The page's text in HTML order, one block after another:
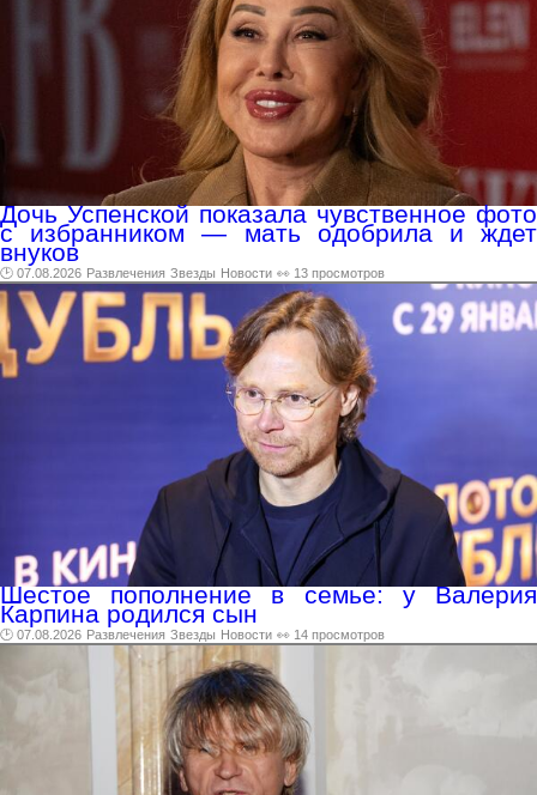
Дочь Успенской показала чувственное фото
с избранником — мать одобрила и ждет
внуков
🕑 07.08.2026 Развлечения Звезды Новости 👀 13 просмотров
Шестое пополнение в семье: у Валерия
Карпина родился сын
🕑 07.08.2026 Развлечения Звезды Новости 👀 14 просмотров